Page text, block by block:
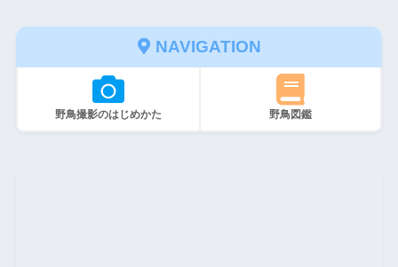
NAVIGATION
野鳥撮影のはじめかた 野鳥図鑑